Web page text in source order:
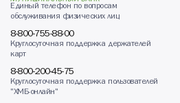
Единый телефон по вопросам
обслуживания физических лиц
8-800-755-88-00
Круглосуточная поддержка держателей
карт
8-800-200-45-75
Круглосуточная поддержка пользователей
"ХМБ-онлайн"